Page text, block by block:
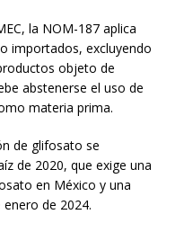
la NOM-187 aplica
importados, excluyendo
objeto de
abstenerse el uso de
materia prima.
de glifosato se
de 2020, que exige una
en México y una
de 2024.